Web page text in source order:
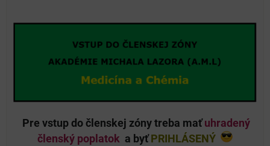
Pre vstup do členskej zóny treba maťuhradený
členský poplatok a byťPRIHLÁSENÝ